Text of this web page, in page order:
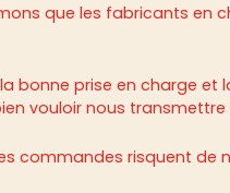
que les fabricants en
bonne prise en charge
vouloir nous
commandes risquent de